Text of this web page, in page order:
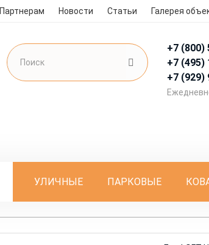
Партнерам Новости Статьи Галерея
+7 (800)
+7 (495)
+7 (929)
УЛИЧНЫЕ ПАРКОВЫЕ